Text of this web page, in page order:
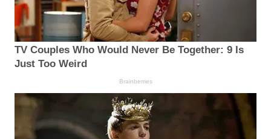
TV Couples Who Would Never Be Together: 9 Is
Just Too Weird
Brainberries